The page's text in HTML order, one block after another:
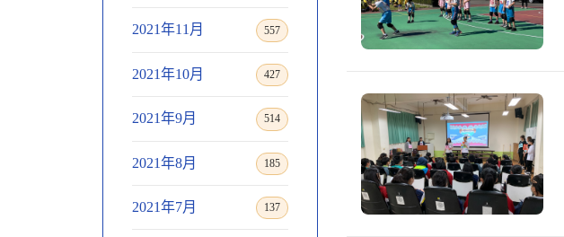
2021年11月 557
2021年10月 427
2021年9月 514
2021年8月 185
2021年7月 137